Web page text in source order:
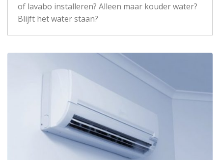
of lavabo installeren? Alleen maar kouder water?
Blijft het water staan?